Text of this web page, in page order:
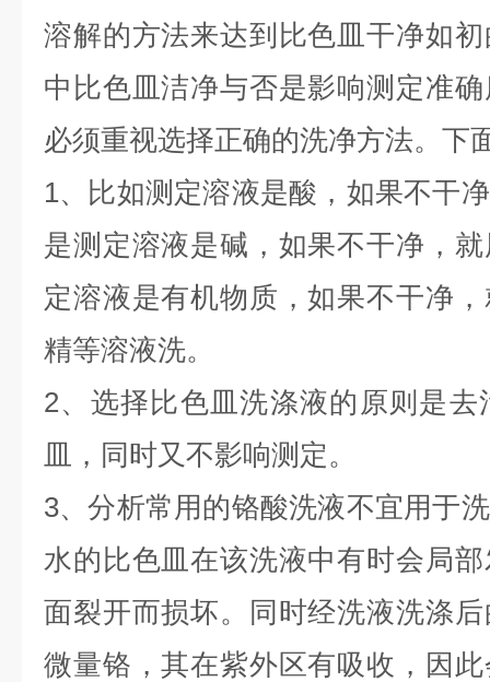
溶解的方法来达到比色皿干净如
中比色皿洁净与否是影响测定准
必须重视选择正确的洗净方法。下
1、比如测定溶液是酸，如果不干
是测定溶液是碱，如果不干净，
定溶液是有机物质，如果不干净
精等溶液洗。
2、选择比色皿洗涤液的原则是
皿，同时又不影响测定。
3、分析常用的铬酸洗液不宜用于
水的比色皿在该洗液中有时会局
面裂开而损坏。同时经洗液洗涤
微量铬，其在紫外区有吸收，因